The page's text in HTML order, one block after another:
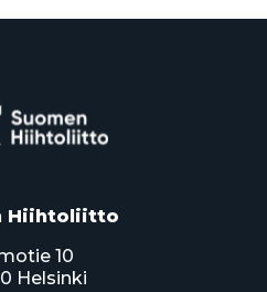
Hiihtoliitto
10
Helsinki